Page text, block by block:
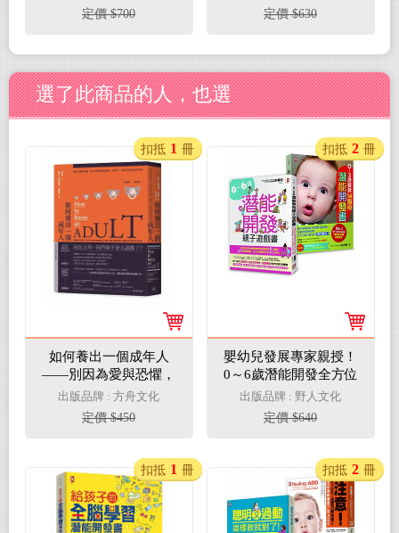
定價 $700
定價 $630
選了此商品的人，也選
如何養出一個成年人
——別因為愛與恐懼，
落入過度教養的陷阱，
讓孩子一直活在延長的
青春期
出版品牌 : 方舟文化
定價 $450
扣抵 1 冊
嬰幼兒發展專家親授！
0～6歲潛能開發全方位
套書（二冊）：《0~3
歲寶寶14階段潛能開發
書》＋《0～6歲潛能開
出版品牌 : 野人文化
定價 $640
扣抵 2 冊
扣抵 1 冊 扣抵 2 冊